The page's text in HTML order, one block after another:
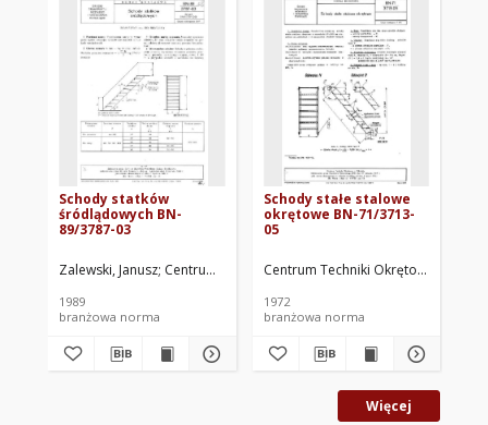
Schody statków
śródlądowych BN-
89/3787-03
Zalewski, Janusz Centrum Badawczo-Projektowe Żeglugi
1989
branżowa norma
Schody stałe stalowe
okrętowe BN-71/3713-
05
Centrum Techniki Okrętowej w
1972
branżowa norma
Więcej